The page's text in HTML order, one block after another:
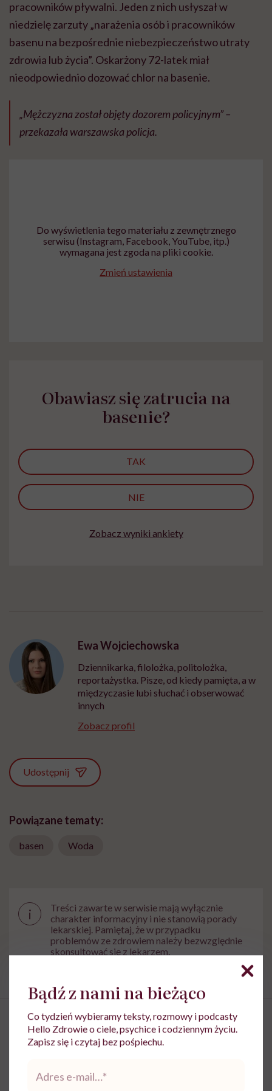
pracowników pływalni. Jeden z nich usłyszał w
niedzielę zarzuty „narażenia osób i pracowników
basenu na bezpośrednie niebezpieczeństwo utraty
zdrowia lub życia”. Oskarżony 72-latek miał
nieodpowiednio dozować chlor na basenie.
„Mężczyzna został objęty dozorem policyjnym” –
przekazała warszawska policja.
Do wyświetlenia tego materiału z zewnętrznego
serwisu (Instagram, Facebook, YouTube, itp.)
wymagana jest zgoda na pliki cookie.
Zmień ustawienia
Obawiasz się zatrucia na
basenie?
TAK
NIE
Zobacz wyniki ankiety
Ewa Wojciechowska
Dziennikarka, filolożka, politolożka,
reportażystka. Pisze, od kiedy pamięta, a w
międzyczasie lubi słuchać i obserwować
innych
Zobacz profil
Udostępnij
Powiązane tematy:
basen Woda
i
Treści zawarte w serwisie mają wyłącznie
charakter informacyjny i nie stanowią porady
lekarskiej. Pamiętaj, że w przypadku
problemów ze zdrowiem należy bezwzględnie
skonsultować się z lekarzem.
„Ludzie pływają tzw. żabką
Bądź z nami na bieżąco
Co tydzień wybieramy teksty, rozmowy i podcasty
Hello Zdrowie o ciele, psychice i codziennym życiu.
Zapisz się i czytaj bez pośpiechu.
*